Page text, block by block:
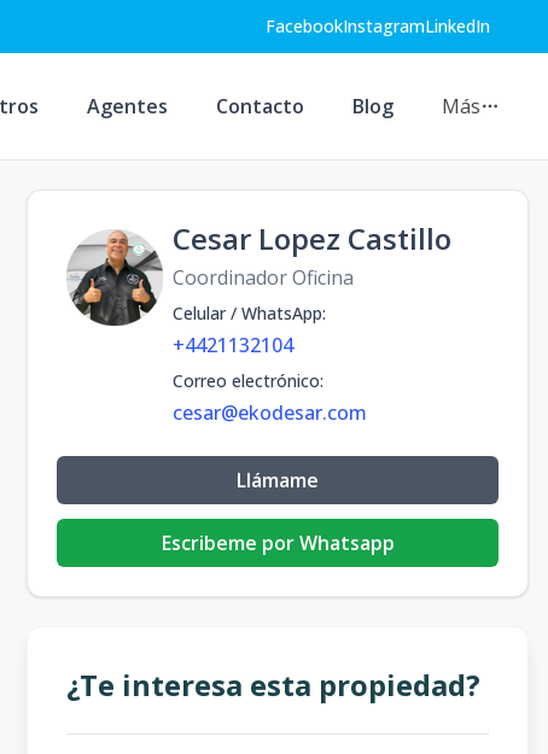
FacebookInstagramLinkedIn
Agentes Contacto Blog Más
Cesar Lopez Castillo
Coordinador Oficina
Celular / WhatsApp:
+4421132104
Correo electrónico:
cesar@ekodesar.com
Llámame
Escribeme por Whatsapp
¿Te interesa esta propiedad?